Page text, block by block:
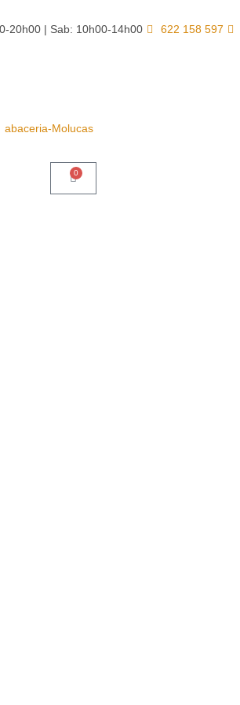
20h00 | Sab: 10h00-14h00 622 158 597
0